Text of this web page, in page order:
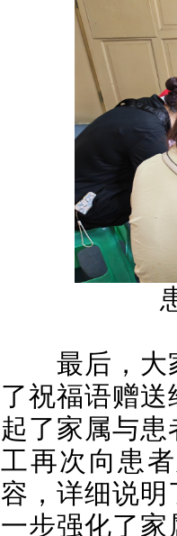
最后，大
了祝福语赠
起了家属与
工再次向患
容，详细说
一步强化了